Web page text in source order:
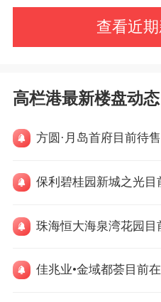
查看近
高栏港最新楼盘动态